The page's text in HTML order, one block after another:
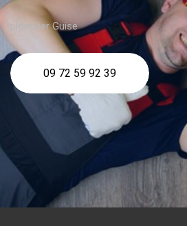
plombier Guise
09 72 59 92 39